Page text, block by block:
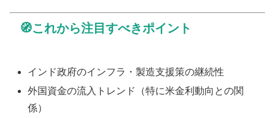
🧭これから注目すべきポイント
インド政府のインフラ・製造支援策の継続性
外国資金の流入トレンド（特に米金利動向との関
係）